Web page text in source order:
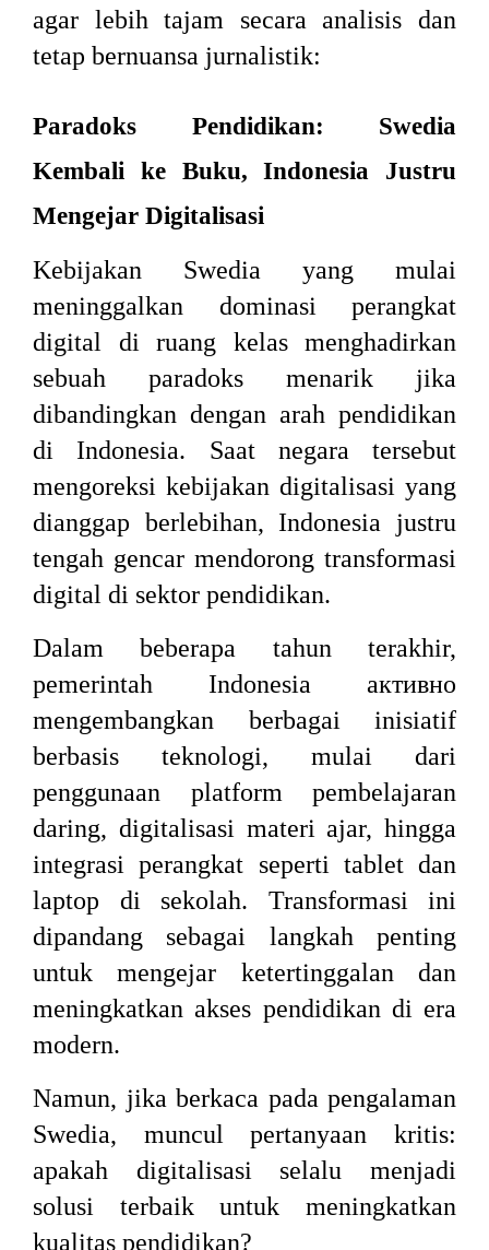
agar lebih tajam secara analisis dan
tetap bernuansa jurnalistik:
Paradoks Pendidikan: Swedia
Kembali ke Buku, Indonesia Justru
Mengejar Digitalisasi
Kebijakan Swedia yang mulai
meninggalkan dominasi perangkat
digital di ruang kelas menghadirkan
sebuah paradoks menarik jika
dibandingkan dengan arah pendidikan
di Indonesia. Saat negara tersebut
mengoreksi kebijakan digitalisasi yang
dianggap berlebihan, Indonesia justru
tengah gencar mendorong transformasi
digital di sektor pendidikan.
Dalam beberapa tahun terakhir,
pemerintah Indonesia активно
mengembangkan berbagai inisiatif
berbasis teknologi, mulai dari
penggunaan platform pembelajaran
daring, digitalisasi materi ajar, hingga
integrasi perangkat seperti tablet dan
laptop di sekolah. Transformasi ini
dipandang sebagai langkah penting
untuk mengejar ketertinggalan dan
meningkatkan akses pendidikan di era
modern.
Namun, jika berkaca pada pengalaman
Swedia, muncul pertanyaan kritis:
apakah digitalisasi selalu menjadi
solusi terbaik untuk meningkatkan
kualitas pendidikan?